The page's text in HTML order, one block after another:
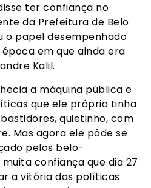
ter confiança no
da Prefeitura de Belo
o papel desempenhado
em que ainda era
Kalil.
a máquina pública e
que ele próprio tinha
quietinho, com
Mas agora ele pôde se
pelos belo-
confiança que dia 27
a vitória das políticas